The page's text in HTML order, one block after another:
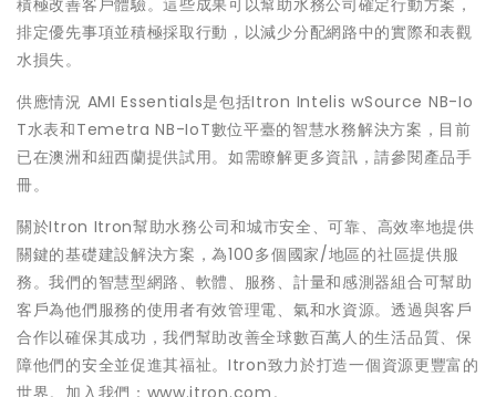
積極改善客戶體驗。這些成果可以幫助水務公司確定行動方案，
排定優先事項並積極採取行動，以減少分配網路中的實際和表觀
水損失。
供應情況 AMI Essentials是包括Itron Intelis wSource NB-Io
T水表和Temetra NB-IoT數位平臺的智慧水務解決方案，目前
已在澳洲和紐西蘭提供試用。如需瞭解更多資訊，請參閱產品手
冊。
關於Itron Itron幫助水務公司和城市安全、可靠、高效率地提供
關鍵的基礎建設解決方案，為100多個國家/地區的社區提供服
務。我們的智慧型網路、軟體、服務、計量和感測器組合可幫助
客戶為他們服務的使用者有效管理電、氣和水資源。透過與客戶
合作以確保其成功，我們幫助改善全球數百萬人的生活品質、保
障他們的安全並促進其福祉。Itron致力於打造一個資源更豐富的
世界。加入我們：www.itron.com。